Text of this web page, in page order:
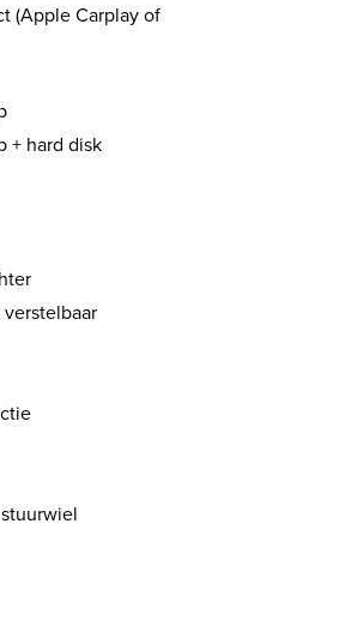
(Apple Carplay of
+ hard disk